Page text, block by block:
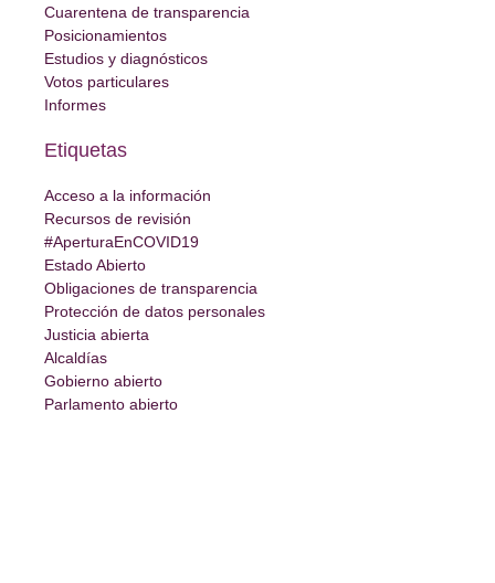
Cuarentena de transparencia
Posicionamientos
Estudios y diagnósticos
Votos particulares
Informes
Etiquetas
Acceso a la información
Recursos de revisión
#AperturaEnCOVID19
Estado Abierto
Obligaciones de transparencia
Protección de datos personales
Justicia abierta
Alcaldías
Gobierno abierto
Parlamento abierto